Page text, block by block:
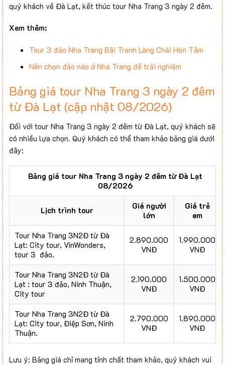
quý khách về Đà Lạt, kết thúc tour Nha Trang 3 ngày 2 đêm.
Xem thêm:
Tour 3 đảo Nha Trang Bãi Tranh Làng Chài Hòn Tằm
Nên chọn đảo nào ở Nha Trang để trải nghiệm
Bảng giá tour Nha Trang 3 ngày 2 đêm
từ Đà Lạt (cập nhật 08/2026)
Đối với tour Nha Trang 3 ngày 2 đêm từ Đà Lạt, quý khách sẽ
có nhiều lựa chọn. Quý khách có thể tham khảo bảng giá dưới
đây:
Bảng giá tour Nha Trang 3 ngày 2 đêm từ Đà Lạt
08/2026
Lịch trình tour
Giá người
lớn
Giá trẻ
em
Tour Nha Trang 3N2Đ từ Đà
Lạt: City tour, VinWonders,
tour 3 đảo.
2.890.000
VNĐ
1.990.000
VNĐ
Tour Nha Trang 3N2Đ từ Đà
Lạt : tour 3 đảo, Ninh Thuận,
City tour
2.190.000
VNĐ
1.500.000
VNĐ
Tour Nha Trang 3N2Đ từ Đà
Lạt: City tour, Điệp Sơn, Ninh
Thuận.
2.790.000
VNĐ
1.890.000
VNĐ
Lưu ý: Bảng giá chỉ mang tính chất tham khảo, quý khách vui